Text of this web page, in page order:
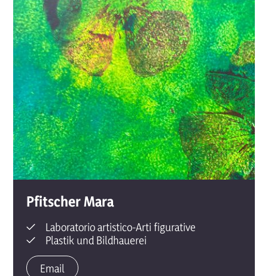
Pfitscher Mara
Laboratorio artistico-Arti figurative
Plastik und Bildhauerei
Email